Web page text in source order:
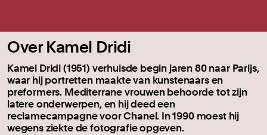
Over Kamel Dridi
Kamel Dridi (1951) verhuisde begin jaren 80 naar Parijs,
waar hij portretten maakte van kunstenaars en
preformers. Mediterrane vrouwen behoorde tot zijn
latere onderwerpen, en hij deed een
reclamecampagne voor Chanel. In 1990 moest hij
wegens ziekte de fotografie opgeven.